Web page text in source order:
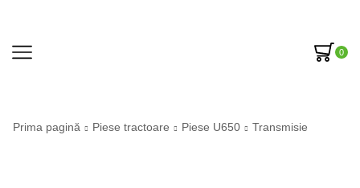
0
Prima pagină Piese tractoare Piese U650 Transmisie